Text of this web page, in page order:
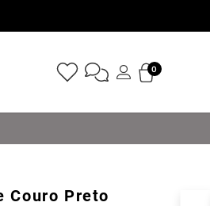
0
Couro Preto